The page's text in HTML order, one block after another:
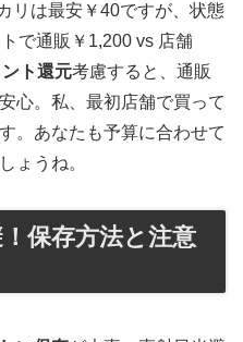
リは最安￥40ですが、状態
で通販￥1,200 vs 店舗
ト還元考慮すると、通販
心。私、最初店舗で買って
。あなたも予算に合わせて
ょうね。
保存方法と注意